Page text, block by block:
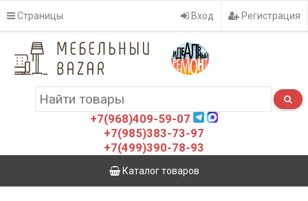
Страницы Вход Регистрация
+7(968)409-59-07
+7(985)383-73-97
+7(499)390-78-93
Каталог товаров